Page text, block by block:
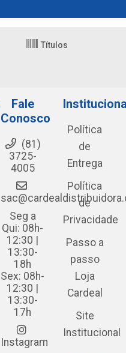
Títulos
Fale
Conosco
(81)
3725-
4005
Seg a
Qui: 08h-
12:30 |
13:30-
18h
Sex: 08h-
12:30 |
13:30-
17h
Instagram
Política
de
Entrega
Política
de
Privacidade
Passo a
passo
Loja
Cardeal
Site
Institucional